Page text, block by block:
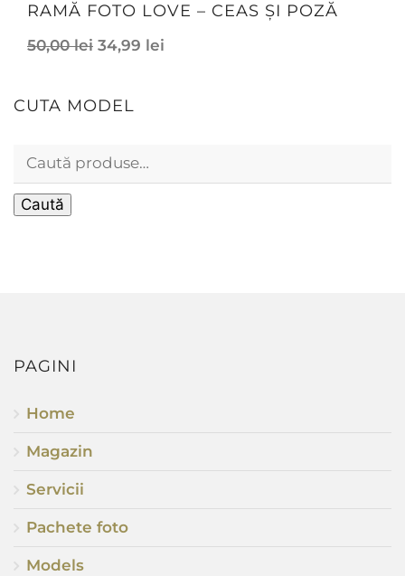
RAMĂ FOTO LOVE – CEAS ȘI POZĂ
50,00lei 34,99 lei
CUTA MODEL
Caută
PAGINI
Home
Magazin
Servicii
Pachete foto
Models